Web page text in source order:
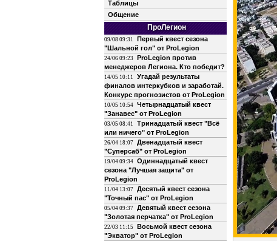
Таблицы
Общение
ПроЛегион
09/08 09:31
Первый квест сезона
"Шальной гол" от ProLegion
24/06 09:23
ProLegion против
менеджеров Легиона. Кто победит?
14/05 10:11
Угадай результаты
финалов интеркубков и заработай.
Конкурс прогнозистов от ProLegion
10/05 10:54 Четырнадцатый квест
"Занавес" от ProLegion
03/05 08:41
Тринадцатый квест "Всё
или ничего" от ProLegion
26/04 18:07 Двенадцатый квест
"Суперсаб" от ProLegion
19/04 09:34 Одиннадцатый квест
сезона "Лучшая защита" от
ProLegion
11/04 13:07 Десятый квест сезона
"Точный пас" от ProLegion
05/04 09:37 Девятый квест сезона
"Золотая перчатка" от ProLegion
22/03 11:15
Восьмой квест сезона
"Экватор" от ProLegion